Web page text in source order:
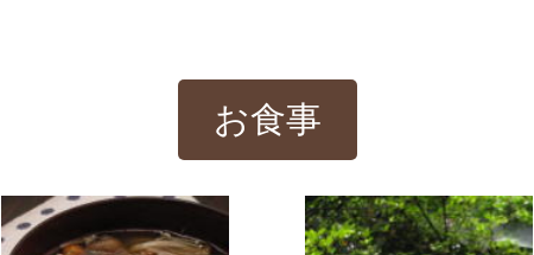
お食事